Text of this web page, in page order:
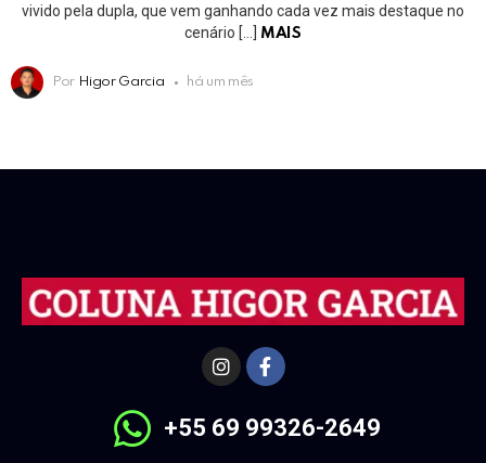
vivido pela dupla, que vem ganhando cada vez mais destaque no
cenário […]
MAIS
Por Higor Garcia há um mês
+55 69 99326-2649